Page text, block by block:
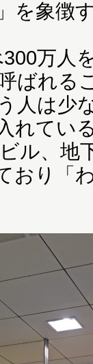
を象徴
万人
ばれる
人は少
れてい
ル、地
おり「